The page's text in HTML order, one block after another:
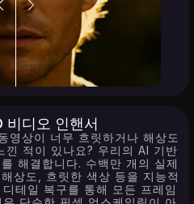
비디오 인핸서
영상이 너무 흐릿하거나 해상도
낀 적이 있나요? 우리의 AI 기반
해결합니다. 수백만 개의 실제
상도, 흐릿한 색상 등을 지능적
테일 복구를 통해 모든 프레임